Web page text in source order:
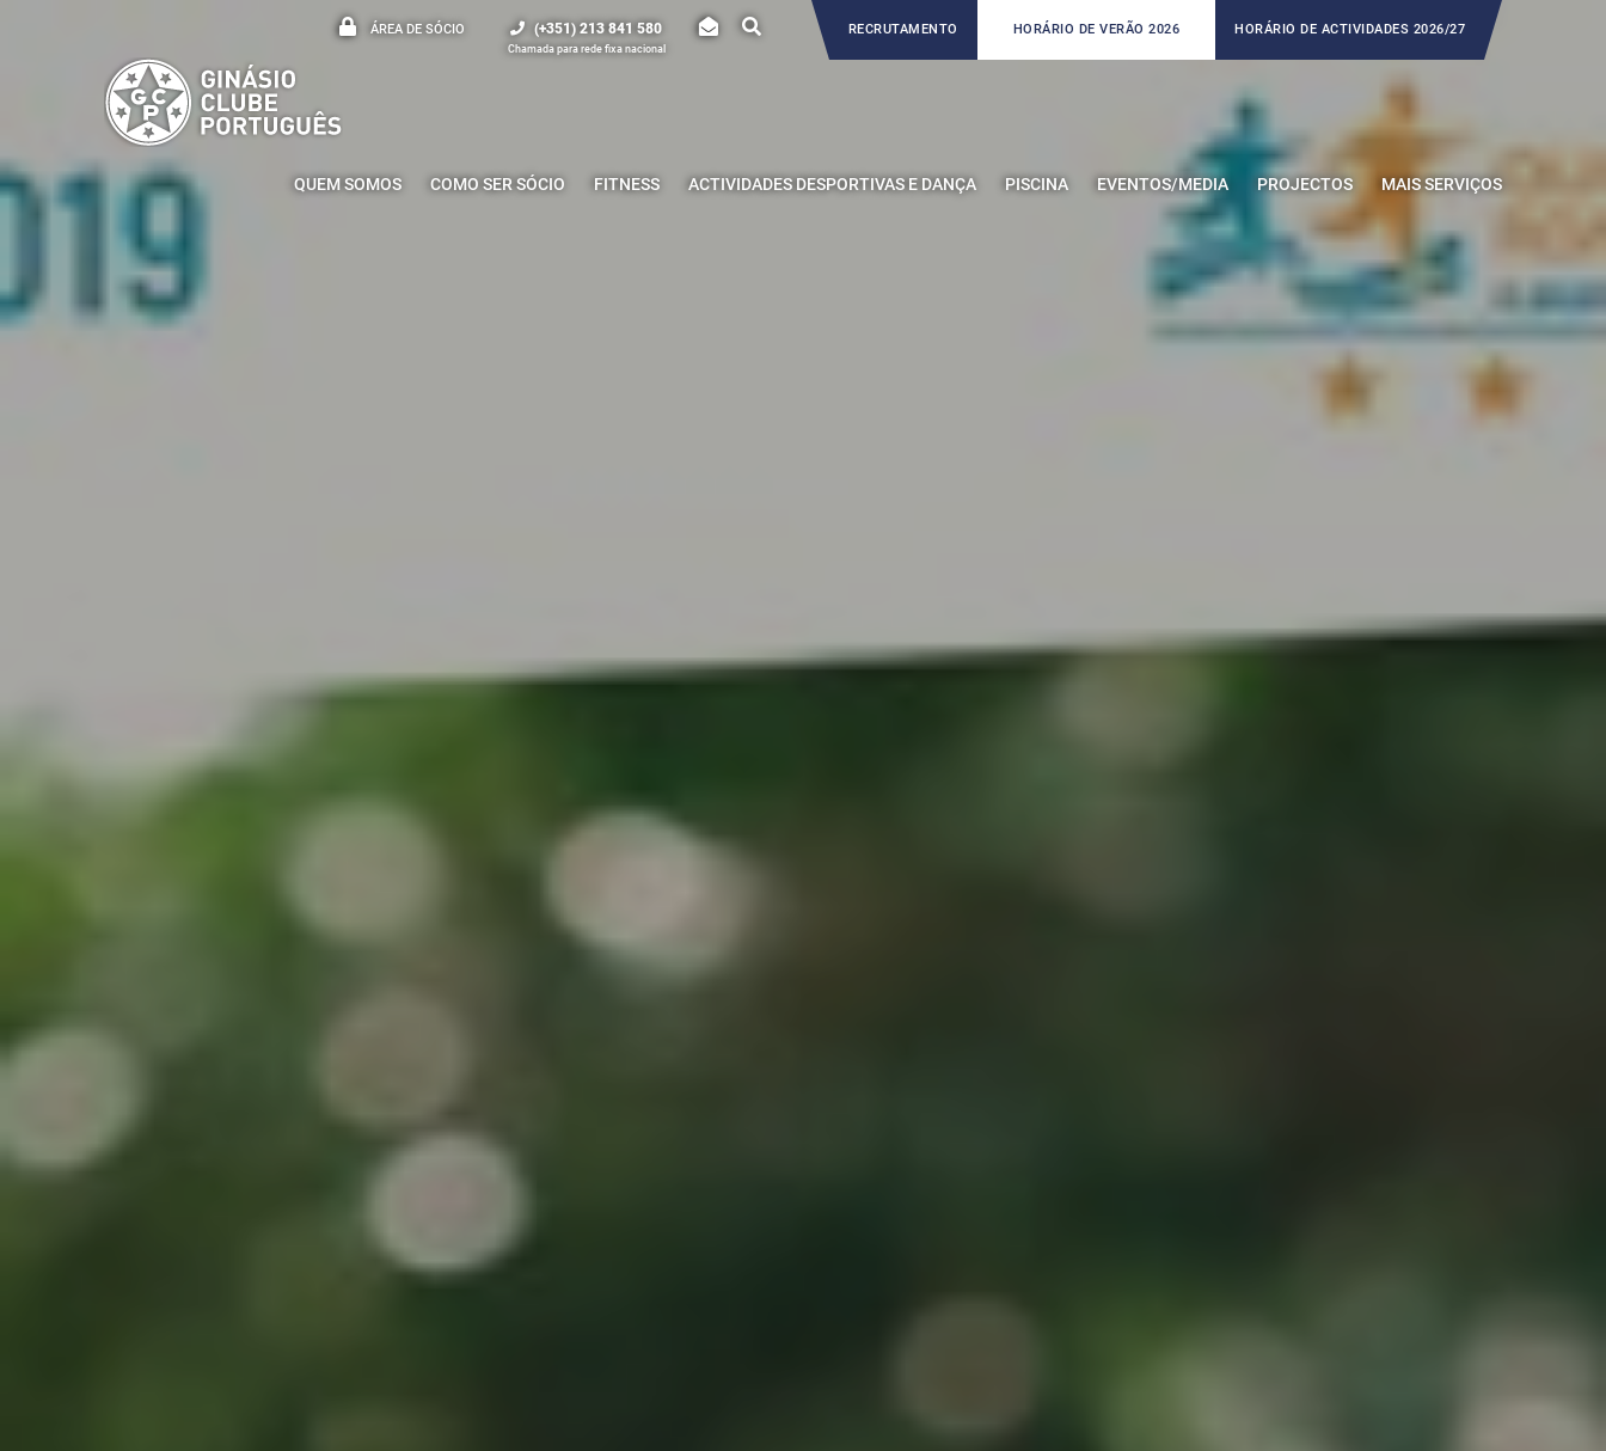
ÁREA DE SÓCIO (+351) 213 841 580
Chamada para rede fixa nacional
RECRUTAMENTO HORÁRIO DE VERÃO 2026 HORÁRIO DE ACTIVIDADES 2026/27
QUEM SOMOS COMO SER SÓCIO FITNESS ACTIVIDADES DESPORTIVAS E DANÇA PISCINA EVENTOS/MEDIA PROJECTOS MAIS SERVIÇOS